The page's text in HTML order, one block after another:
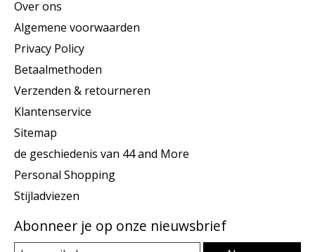
Over ons
Algemene voorwaarden
Privacy Policy
Betaalmethoden
Verzenden & retourneren
Klantenservice
Sitemap
de geschiedenis van 44 and More
Personal Shopping
Stijladviezen
Abonneer je op onze nieuwsbrief